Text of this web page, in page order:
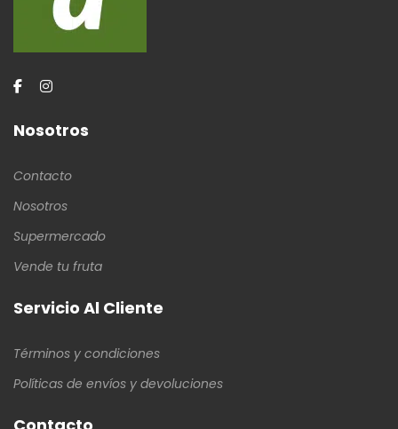
Nosotros
Contacto
Nosotros
Supermercado
Vende tu fruta
Servicio Al Cliente
Términos y condiciones
Políticas de envíos y devoluciones